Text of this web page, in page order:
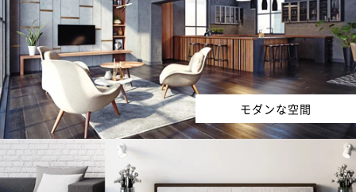
モダンな空間